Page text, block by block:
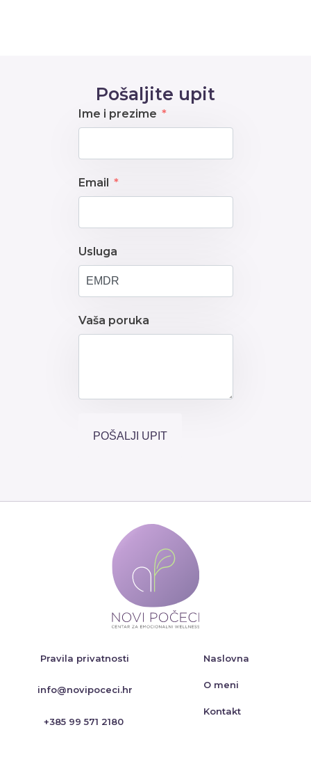
Pošaljite upit
Ime i prezime
Email
Usluga
Vaša poruka
POŠALJI UPIT
Pravila privatnosti
info@novipoceci.hr
+385 99 571 2180
Naslovna
O meni
Kontakt